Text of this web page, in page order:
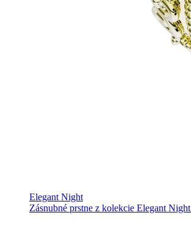
Elegant Night
Zásnubné prstne z kolekcie Elegant